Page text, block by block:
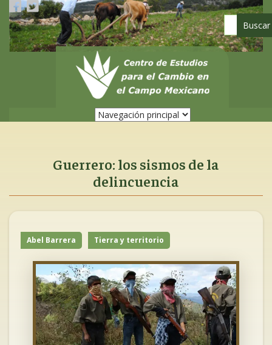
Pasar
contenido
principal
Guerrero: los sismos de la
delincuencia
Abel Barrera Tierra y territorio